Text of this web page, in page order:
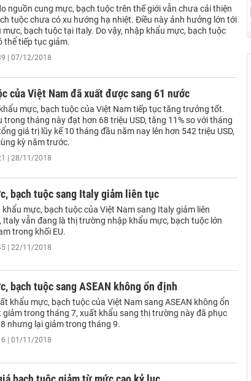
nguồn cung mực, bạch tuộc trên thế giới vẫn chưa cải thiện
tuộc chưa có xu hướng hạ nhiệt. Điều này ảnh hưởng lớn tới
mực, bạch tuộc tại Italy. Do vậy, nhập khẩu mực, bạch tuộc
thể tiếp tục giảm.
| 07/12/2018
của Việt Nam đã xuất được sang 61 nước
mực, bạch tuộc của Việt Nam tiếp tục tăng trưởng tốt.
trong tháng này đạt hơn 68 triệu USD, tăng 11% so với tháng
giá trị lũy kế 10 tháng đầu năm nay lên hơn 542 triệu USD,
kỳ năm trước.
| 28/11/2018
bạch tuộc sang Italy giảm liên tục
mực, bạch tuộc của Việt Nam sang Italy giảm liên
Italy vẫn đang là thị trường nhập khẩu mực, bạch tuộc lớn
trong khối EU.
| 22/11/2018
bạch tuộc sang ASEAN không ổn định
khẩu mực, bạch tuộc của Việt Nam sang ASEAN không ổn
giảm trong tháng 7, xuất khẩu sang thị trường này đã phục
nhưng lại giảm trong tháng 9.
| 01/11/2018